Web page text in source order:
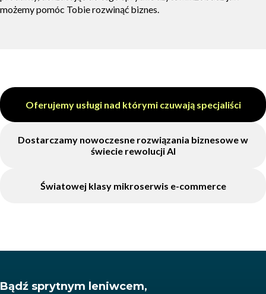
możemy pomóc Tobie rozwinąć biznes.
Oferujemy usługi nad którymi czuwają specjaliści
Dostarczamy nowoczesne rozwiązania biznesowe w
świecie rewolucji AI
Światowej klasy mikroserwis e-commerce
Bądź sprytnym leniwcem,